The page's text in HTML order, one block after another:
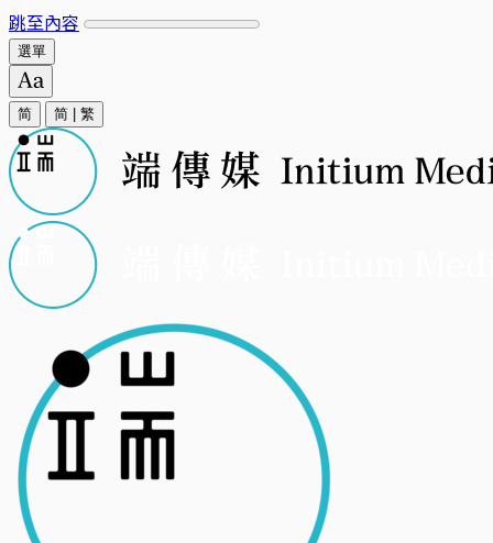
跳至內容
選單
简 简 繁